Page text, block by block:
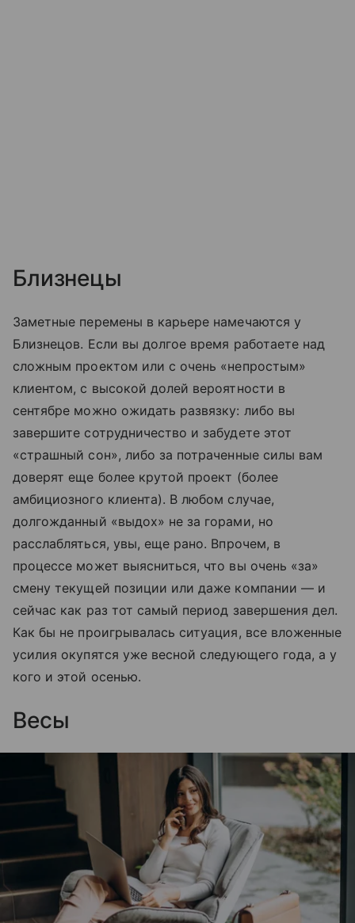
Близнецы
Заметные перемены в карьере намечаются у
Близнецов. Если вы долгое время работаете над
сложным проектом или с очень «непростым»
клиентом, с высокой долей вероятности в
сентябре можно ожидать развязку: либо вы
завершите сотрудничество и забудете этот
«страшный сон», либо за потраченные силы вам
доверят еще более крутой проект (более
амбициозного клиента). В любом случае,
долгожданный «выдох» не за горами, но
расслабляться, увы, еще рано. Впрочем, в
процессе может выясниться, что вы очень «за»
смену текущей позиции или даже компании — и
сейчас как раз тот самый период завершения дел.
Как бы не проигрывалась ситуация, все вложенные
усилия окупятся уже весной следующего года, а у
кого и этой осенью.
Весы